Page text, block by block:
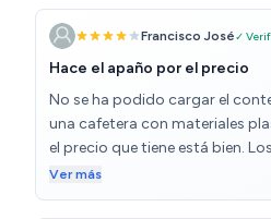
Francisco José✓
Hace el apaño por el precio
No se ha podido cargar el
una cafetera con materiales
el precio que tiene está bien.
bastante rápido. En el vídeo se
uno. El apagado del hervidor de
Ver más